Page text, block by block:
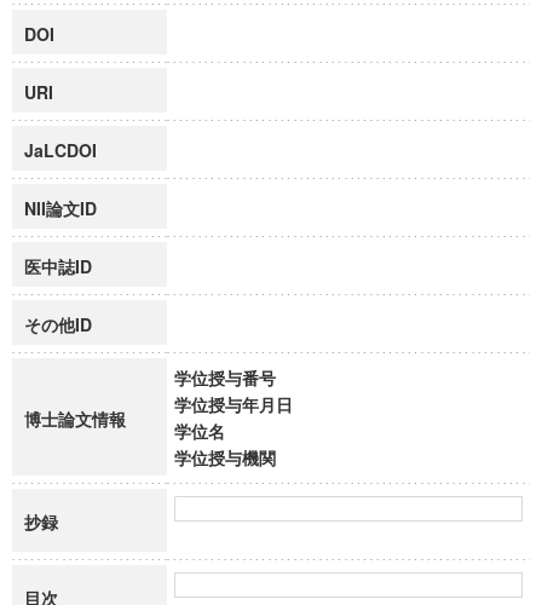
DOI
URI
JaLCDOI
NII論文ID
医中誌ID
その他ID
博士論文情報
学位授与番号
学位授与年月日
学位名
学位授与機関
抄録
目次